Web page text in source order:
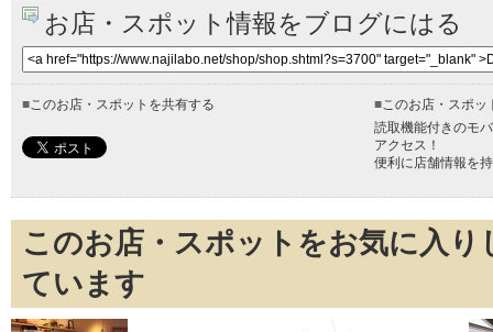
お店・スポット情報をブログにはる
■このお店・スポットを共有する ■このお店・スポッ
読取機能付きのモ
アクセス！
便利に店舗情報を
このお店・スポットをお気に入
ています